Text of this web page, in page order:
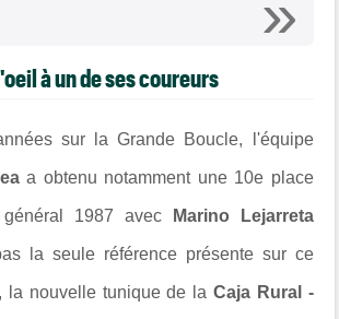
à un de ses coureurs
sur la Grande Boucle, l'équipe
a obtenu notamment une 10e place
1987 avec Marino Lejarreta
la seule référence présente sur ce
la nouvelle tunique de la Caja Rural -